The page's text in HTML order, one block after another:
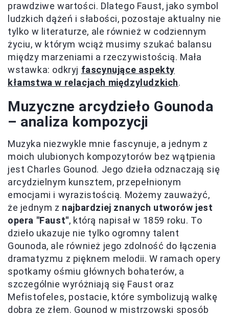
prawdziwe wartości. Dlatego Faust, jako symbol
ludzkich dążeń i słabości, pozostaje aktualny nie
tylko w literaturze, ale również w codziennym
życiu, w którym wciąż musimy szukać balansu
między marzeniami a rzeczywistością. Mała
wstawka: odkryj fascynujące aspekty
kłamstwa w relacjach międzyludzkich.
Muzyczne arcydzieło Gounoda
– analiza kompozycji
Muzyka niezwykle mnie fascynuje, a jednym z
moich ulubionych kompozytorów bez wątpienia
jest Charles Gounod. Jego dzieła odznaczają się
arcydzielnym kunsztem, przepełnionym
emocjami i wyrazistością. Możemy zauważyć,
że jednym z najbardziej znanych utworów jest
opera "Faust", którą napisał w 1859 roku. To
dzieło ukazuje nie tylko ogromny talent
Gounoda, ale również jego zdolność do łączenia
dramatyzmu z pięknem melodii. W ramach opery
spotkamy ośmiu głównych bohaterów, a
szczególnie wyróżniają się Faust oraz
Mefistofeles, postacie, które symbolizują walkę
dobra ze złem. Gounod w mistrzowski sposób